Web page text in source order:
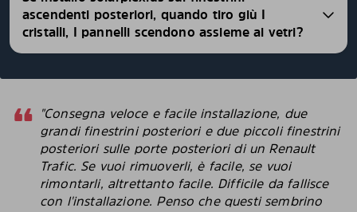
ascendenti posteriori, quando tiro giù I
cristalli, I pannelli scendono assieme ai vetri?
"Consegna veloce e facile installazione, due
grandi finestrini posteriori e due piccoli finestrini
posteriori sulle porte posteriori di un Renault
Trafic. Se vuoi rimuoverli, è facile, se vuoi
rimontarli, altrettanto facile. Difficile da fallisce
con l'installazione. Penso che questi sembrino